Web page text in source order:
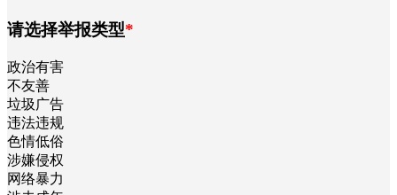
请选择举报类型*
政治有害
不友善
垃圾广告
违法违规
色情低俗
涉嫌侵权
网络暴力